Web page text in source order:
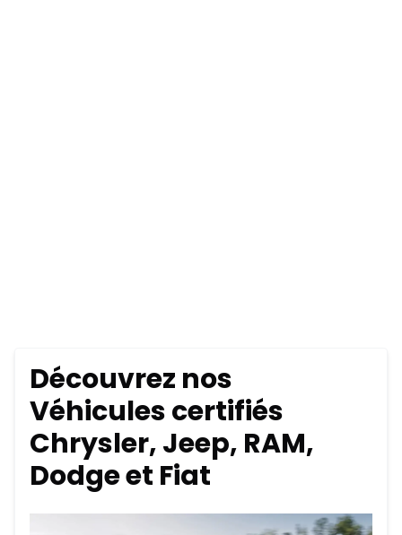
Découvrez nos
Véhicules certifiés
Chrysler, Jeep, RAM,
Dodge et Fiat